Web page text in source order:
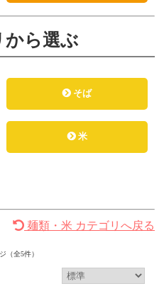
から選ぶ
そば
米
麺類・米 カテゴリへ戻る
（全5件）